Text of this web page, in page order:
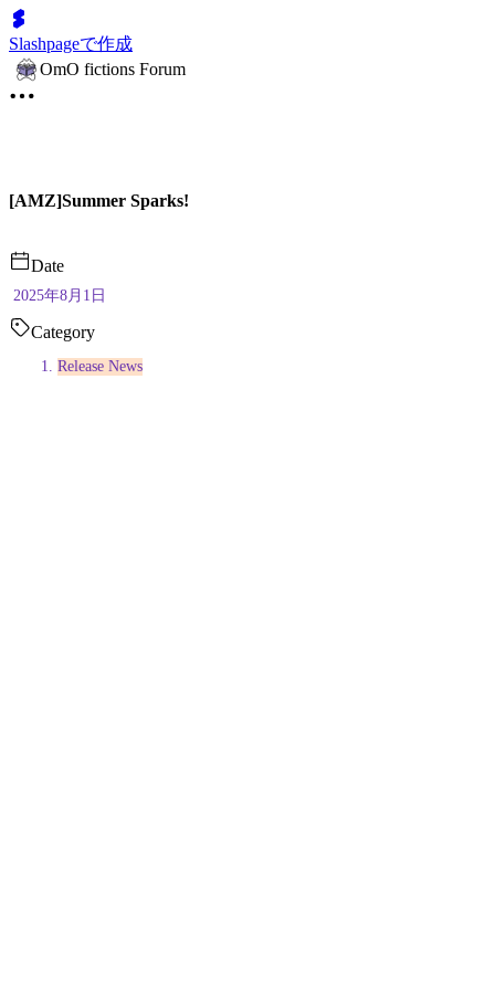
Slashpageで作成
OmO fictions Forum
[AMZ]Summer Sparks!
Date
2025年8月1日
Category
Release News